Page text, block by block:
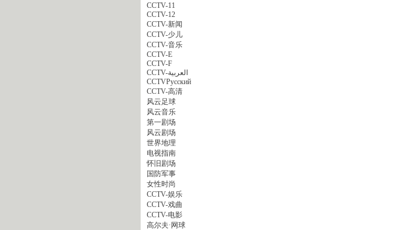
CCTV-11
CCTV-12
CCTV-新闻
CCTV-少儿
CCTV-音乐
CCTV-E
CCTV-F
CCTV-العربية
CCTVPусский
CCTV-高清
风云足球
风云音乐
第一剧场
风云剧场
世界地理
电视指南
怀旧剧场
国防军事
女性时尚
CCTV-娱乐
CCTV-戏曲
CCTV-电影
高尔夫·网球